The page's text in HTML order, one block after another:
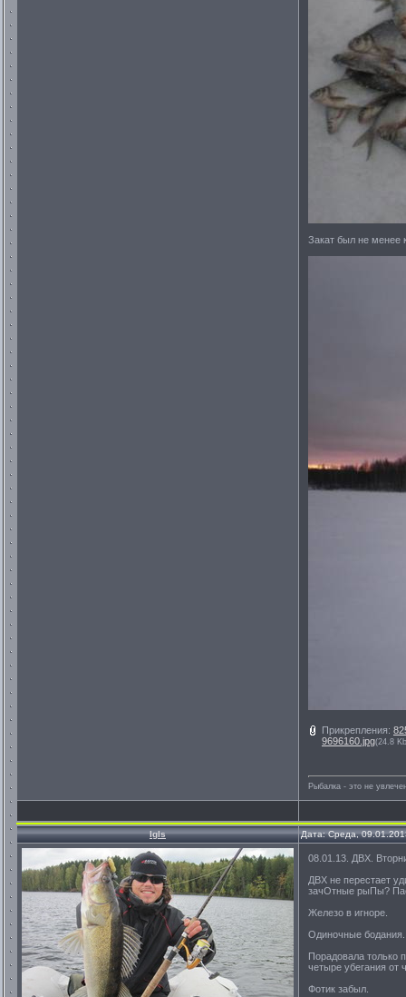
Закат был не менее
Прикрепления:
9696160.jpg(24.8
Рыбалка - это не
Igls Дата: Среда,
08.01.13. ДВХ.
ДВХ не перестает
зачОтные рыПы?
Железо в игноре.
Одиночные бодания.
Порадовала только
четыре убегания от
Фотик забыл.